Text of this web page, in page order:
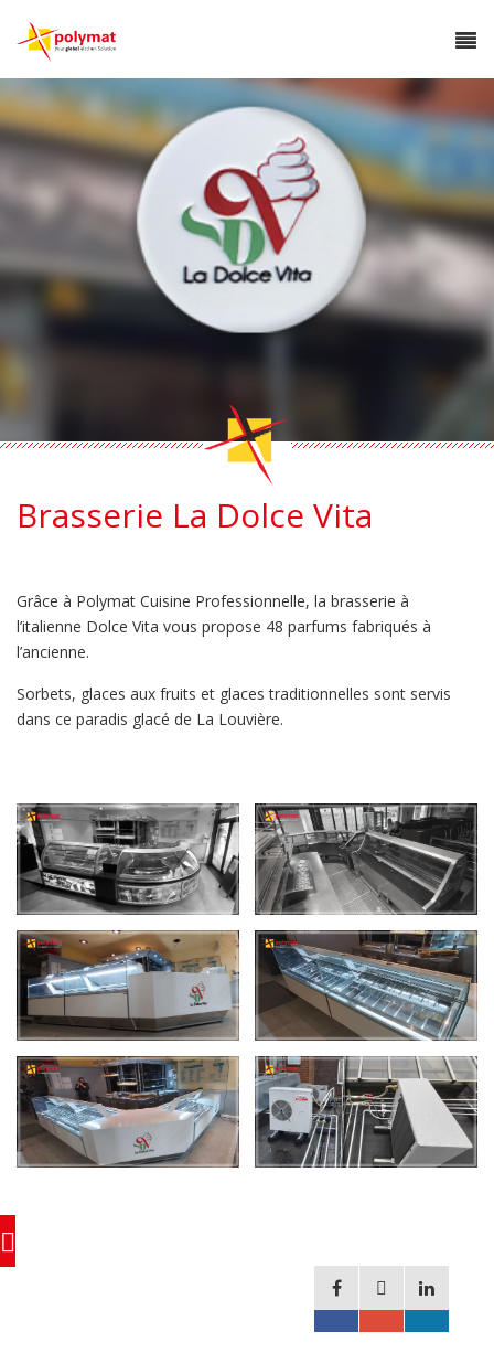
Brasserie La Dolce Vita
Grâce à Polymat Cuisine Professionnelle, la brasserie à
l’italienne Dolce Vita vous propose 48 parfums fabriqués à
l’ancienne.
Sorbets, glaces aux fruits et glaces traditionnelles sont servis
dans ce paradis glacé de La Louvière.